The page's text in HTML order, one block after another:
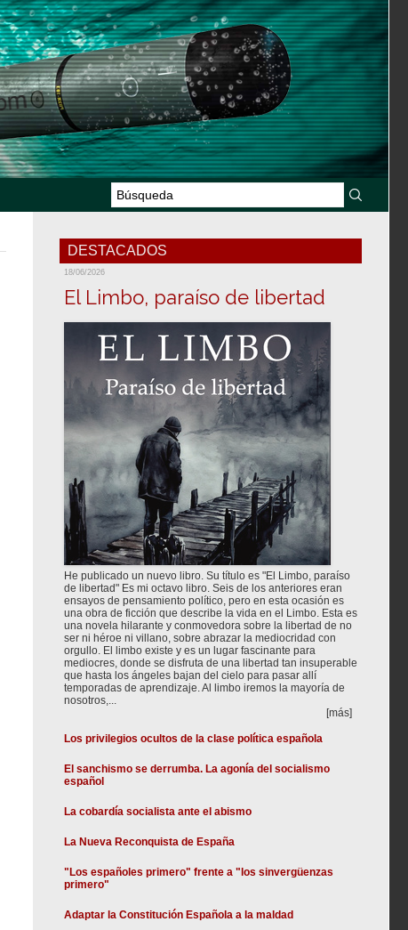
DESTACADOS
18/06/2026
El Limbo, paraíso de libertad
He publicado un nuevo libro. Su título es "El Limbo, paraíso
de libertad" Es mi octavo libro. Seis de los anteriores eran
ensayos de pensamiento político, pero en esta ocasión es
una obra de ficción que describe la vida en el Limbo. Esta es
una novela hilarante y conmovedora sobre la libertad de no
ser ni héroe ni villano, sobre abrazar la mediocridad con
orgullo. El limbo existe y es un lugar fascinante para
mediocres, donde se disfruta de una libertad tan insuperable
que hasta los ángeles bajan del cielo para pasar allí
temporadas de aprendizaje. Al limbo iremos la mayoría de
nosotros,...
[más]
Los privilegios ocultos de la clase política española
El sanchismo se derrumba. La agonía del socialismo
español
La cobardía socialista ante el abismo
La Nueva Reconquista de España
"Los españoles primero" frente a "los sinvergüenzas
primero"
Adaptar la Constitución Española a la maldad